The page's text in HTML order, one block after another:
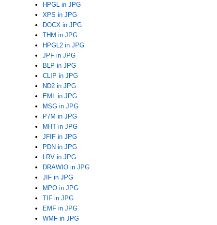
HPGL in JPG
XPS in JPG
DOCX in JPG
THM in JPG
HPGL2 in JPG
JPF in JPG
BLP in JPG
CLIP in JPG
ND2 in JPG
EML in JPG
MSG in JPG
P7M in JPG
MHT in JPG
JFIF in JPG
PDN in JPG
LRV in JPG
DRAWIO in JPG
JIF in JPG
MPO in JPG
TIF in JPG
EMF in JPG
WMF in JPG